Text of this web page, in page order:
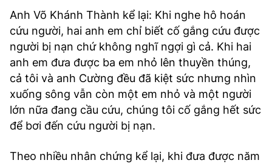
Anh Võ Khánh Thành kể lại: Khi nghe hô hoán
cứu người, hai anh em chỉ biết cố gắng cứu được
người bị nạn chứ không nghĩ ngợi gì cả. Khi hai
anh em đưa được ba em nhỏ lên thuyền thúng,
cả tôi và anh Cường đều đã kiệt sức nhưng nhìn
xuống sông vẫn còn một em nhỏ và một người
lớn nữa đang cầu cứu, chúng tôi cố gắng hết sức
để bơi đến cứu người bị nạn.
Theo nhiều nhân chứng kể lại, khi đưa được năm